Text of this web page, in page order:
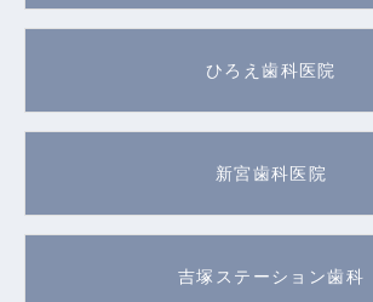
ひろえ歯科医院
新宮歯科医院
吉塚ステーション歯科